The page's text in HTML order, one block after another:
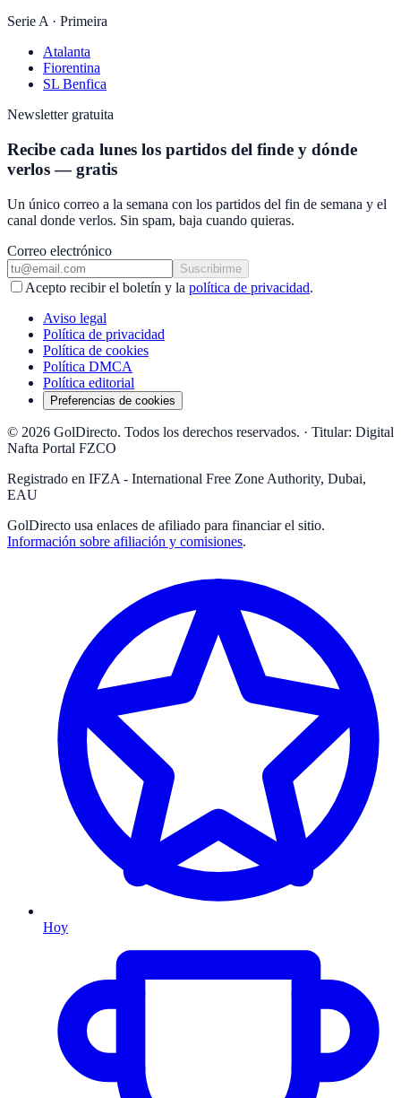
Serie A · Primeira
Atalanta
Fiorentina
SL Benfica
Newsletter gratuita
Recibe cada lunes los partidos del finde y dónde
verlos — gratis
Un único correo a la semana con los partidos del fin de semana y el
canal donde verlos. Sin spam, baja cuando quieras.
Correo electrónico
Suscribirme
Acepto recibir el boletín y la política de privacidad.
Aviso legal
Política de privacidad
Política de cookies
Política DMCA
Política editorial
Preferencias de cookies
© 2026 GolDirecto. Todos los derechos reservados. · Titular: Digital
Nafta Portal FZCO
Registrado en IFZA - International Free Zone Authority, Dubai,
EAU
GolDirecto usa enlaces de afiliado para financiar el sitio.
Información sobre afiliación y comisiones.
Hoy